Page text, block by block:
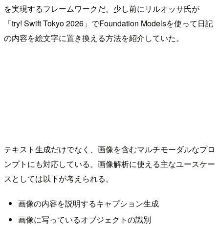
を実現するフレームワークだ。少し前にリルオッサ氏が
「try! Swift Tokyo 2026」でFoundation Modelsを使って日記
の内容を絵文字に置き換える方法を紹介していた。
テキスト生成だけでなく、画像を含むマルチモーダルなプロ
ンプトにも対応している。画像解析に使える主なユースケー
スとしては以下が考えられる。
画像の内容を説明するキャプション生成
画像に写っているオブジェクトの識別